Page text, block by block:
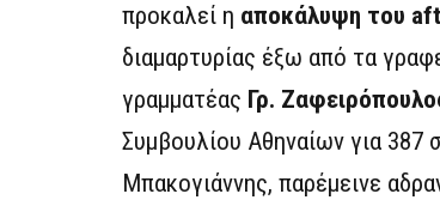
προκαλεί η αποκάλυψη του
διαμαρτυρίας έξω από τα
γραμματέας Γρ.
Συμβουλίου Αθηναίων για 387
Μπακογιάννης, παρέμεινε